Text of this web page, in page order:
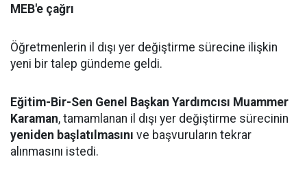
MEB'e çağrı
Öğretmenlerin il dışı yer değiştirme sürecine ilişkin
yeni bir talep gündeme geldi.
Eğitim-Bir-Sen Genel Başkan Yardımcısı Muammer
Karaman, tamamlanan il dışı yer değiştirme sürecinin
yeniden başlatılmasını ve başvuruların tekrar
alınmasını istedi.